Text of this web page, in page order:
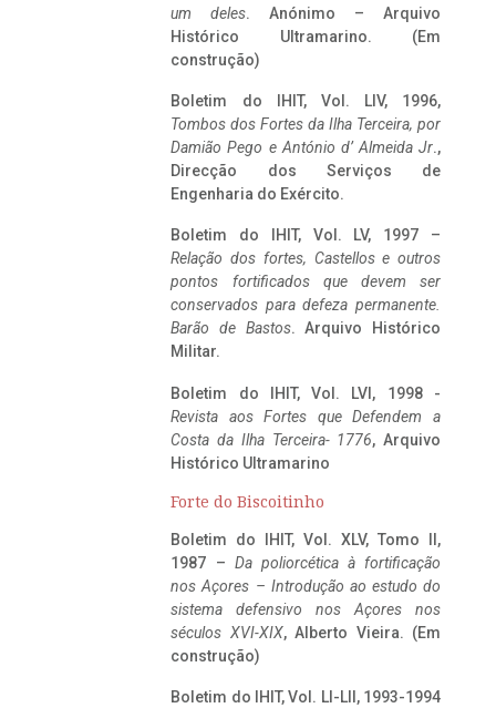
um deles. Anónimo – Arquivo
Histórico Ultramarino. (Em
construção)
Boletim do IHIT, Vol. LIV, 1996,
Tombos dos Fortes da Ilha Terceira, por
Damião Pego e António d’ Almeida Jr.,
Direcção dos Serviços de
Engenharia do Exército.
Boletim do IHIT, Vol. LV, 1997 –
Relação dos fortes, Castellos e outros
pontos fortificados que devem ser
conservados para defeza permanente.
Barão de Bastos. Arquivo Histórico
Militar.
Boletim do IHIT, Vol. LVI, 1998 -
Revista aos Fortes que Defendem a
Costa da Ilha Terceira- 1776, Arquivo
Histórico Ultramarino
Forte do Biscoitinho
Boletim do IHIT, Vol. XLV, Tomo II,
1987 – Da poliorcética à fortificação
nos Açores – Introdução ao estudo do
sistema defensivo nos Açores nos
séculos XVI-XIX, Alberto Vieira. (Em
construção)
Boletim do IHIT, Vol. LI-LII, 1993-1994